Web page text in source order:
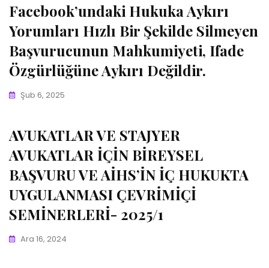
Facebook’undaki Hukuka Aykırı
Yorumları Hızlı Bir Şekilde Silmeyen
Başvurucunun Mahkumiyeti, Ifade
Özgürlüğüne Aykırı Değildir.
Şub 6, 2025
AVUKATLAR VE STAJYER
AVUKATLAR İÇİN BİREYSEL
BAŞVURU VE AİHS’İN İÇ HUKUKTA
UYGULANMASI ÇEVRİMİÇİ
SEMİNERLERİ- 2025/1
Ara 16, 2024